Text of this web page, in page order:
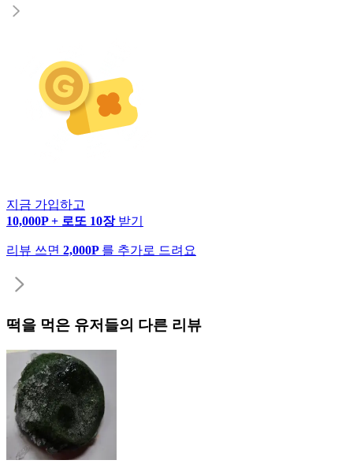
지금 가입하고
10,000P + 로또 10장 받기
리뷰 쓰면 2,000P 를 추가로 드려요
떡을 먹은 유저들의 다른 리뷰